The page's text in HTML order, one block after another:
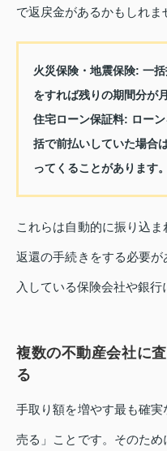
で返戻金があるかもしれま
火災保険・地震保険: 一括
をすれば残りの期間分が
住宅ローン保証料: ロー
括で前払いしていた場合
ってくることがあります。
これらは自動的に振り込
返還の手続きをする必要
入している保険会社や銀行
複数の不動産会社に
る
手取り額を増やす最も確実
売る」ことです。そのた